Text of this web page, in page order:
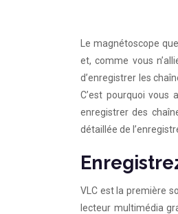
Le magnétoscope
et, comme vous
d’enregistrer les
C’est pourquoi vous
enregistrer des
détaillée de
VLC est la première
lecteur multimédia